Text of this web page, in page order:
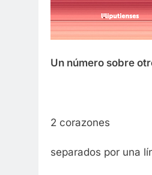
Un número sobre
2 corazones
separados por una